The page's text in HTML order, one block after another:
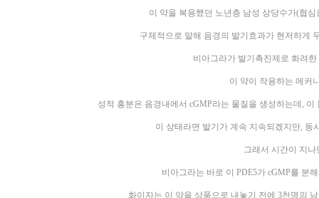
이 약을 복용했던 노년층 남성 상당수가(협
구체적으로 말해 음경의 발기효과가 현저하게
비아그라가 발기촉진제로 화려
이 약이 작용하는 메커
성적 흥분은 음경내에서 cGMP라는 물질을 생성하는데,
이 상태라면 발기가 계속 지속되겠지만, 동
그래서 시간이 지
비아그라는 바로 이 PDE5가 cGMP를 분
화이자는 이 약을 상품으로 내놓기 전에 3천명의